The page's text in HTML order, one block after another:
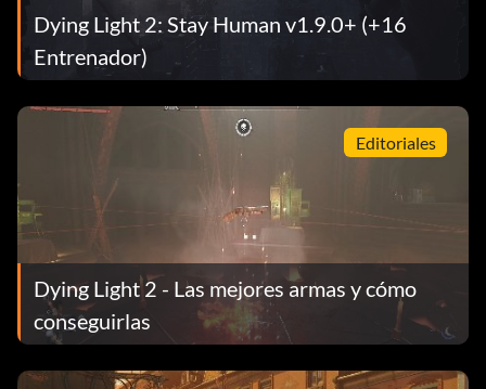
Dying Light 2: Stay Human v1.9.0+ (+16
Entrenador)
Editoriales
Dying Light 2 - Las mejores armas y cómo
conseguirlas